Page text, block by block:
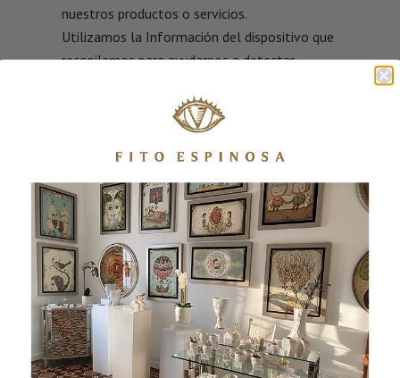
nuestros productos o servicios.
Utilizamos la Información del dispositivo que
recopilamos para ayudarnos a detectar
dirección IP) y, en general, para mejorar y
optimizar nuestro Sitio (por ejemplo, al
generar informes y estadísticas sobre cómo
el Sitio y para evaluar el éxito de nuestras
campañas publicitarias y de marketing).
COMPARTIR SU INFORMACIÓN PERSONAL
Compartimos su Información personal con
terceros para que nos ayuden a utilizar su
Información personal, tal como se describió
anteriormente. También utilizamos Google